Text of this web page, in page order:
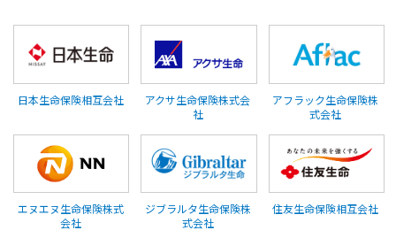
日本生命保険相互会社
アクサ生命保険株式会
社
アフラック生命保険株
式会社
エヌエヌ生命保険株式
会社
ジブラルタ生命保険株
式会社
住友生命保険相互会社